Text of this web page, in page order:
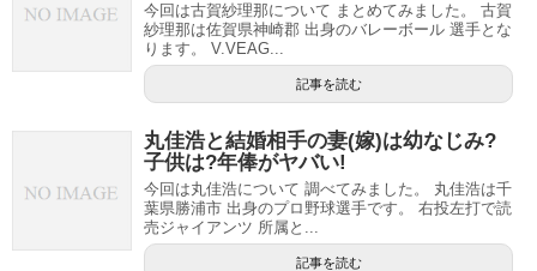
今回は古賀紗理那について まとめてみました。 古賀
紗理那は佐賀県神崎郡 出身のバレーボール 選手とな
ります。 V.VEAG...
記事を読む
丸佳浩と結婚相手の妻(嫁)は幼なじみ?
子供は?年俸がヤバい!
今回は丸佳浩について 調べてみました。 丸佳浩は千
葉県勝浦市 出身のプロ野球選手です。 右投左打で読
売ジャイアンツ 所属と...
記事を読む